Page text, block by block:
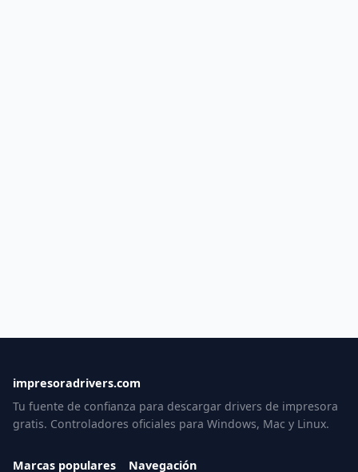
impresoradrivers.com
Tu fuente de confianza para descargar drivers de impresora
gratis. Controladores oficiales para Windows, Mac y Linux.
Marcas populares Navegación